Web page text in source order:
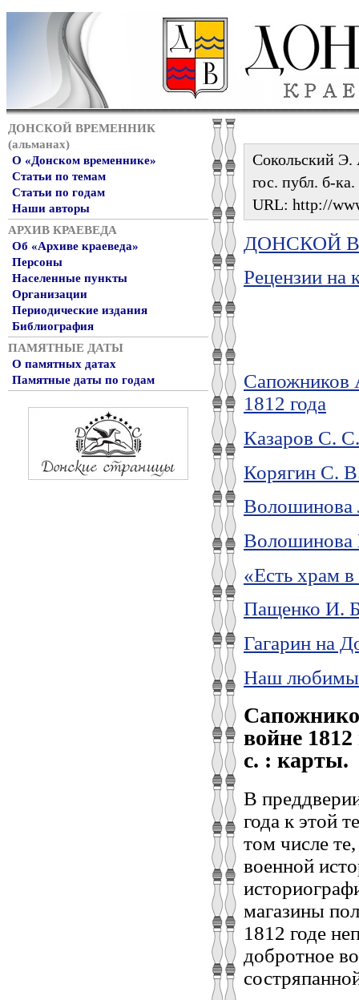
ДОНСКОЙ ВРЕМЕННИК
(альманах)
О «Донском временнике»
Статьи по темам
Статьи по годам
Наши авторы
АРХИВ КРАЕВЕДА
Об «Архиве краеведа»
Персоны
Населенные пункты
Организации
Периодические издания
Библиография
ПАМЯТНЫЕ ДАТЫ
О памятных датах
Памятные даты по годам
Сокольский
гос. публ. б-
URL: http://
ДОНСКОЙ
Рецензии на
Сапожников
1812 года
Казаров С.
Корягин С.
Волошинова
Волошинова
«Есть храм
Пащенко И.
Гагарин на
Наш
войне
с. : карты.
В
года к этой
том числе
военной
магазины
1812 годе
добротное